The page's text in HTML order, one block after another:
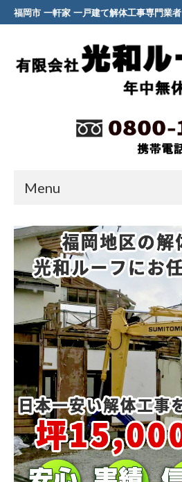
福岡市 一軒家 一戸建て解体工事専門業者
Menu